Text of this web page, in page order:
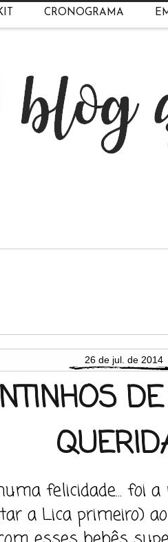
CRONOGRAMA
26 de jul. de 2014
felicidade... foi
a Lica primeiro)